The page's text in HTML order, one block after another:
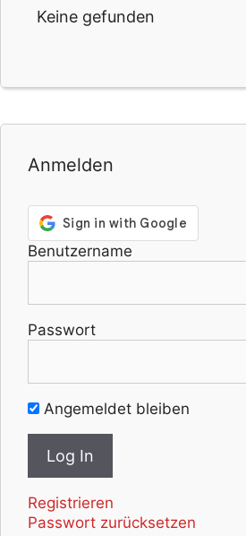
Keine gefunden
Anmelden
Benutzername
Passwort
Angemeldet bleiben
Registrieren
Passwort zurücksetzen